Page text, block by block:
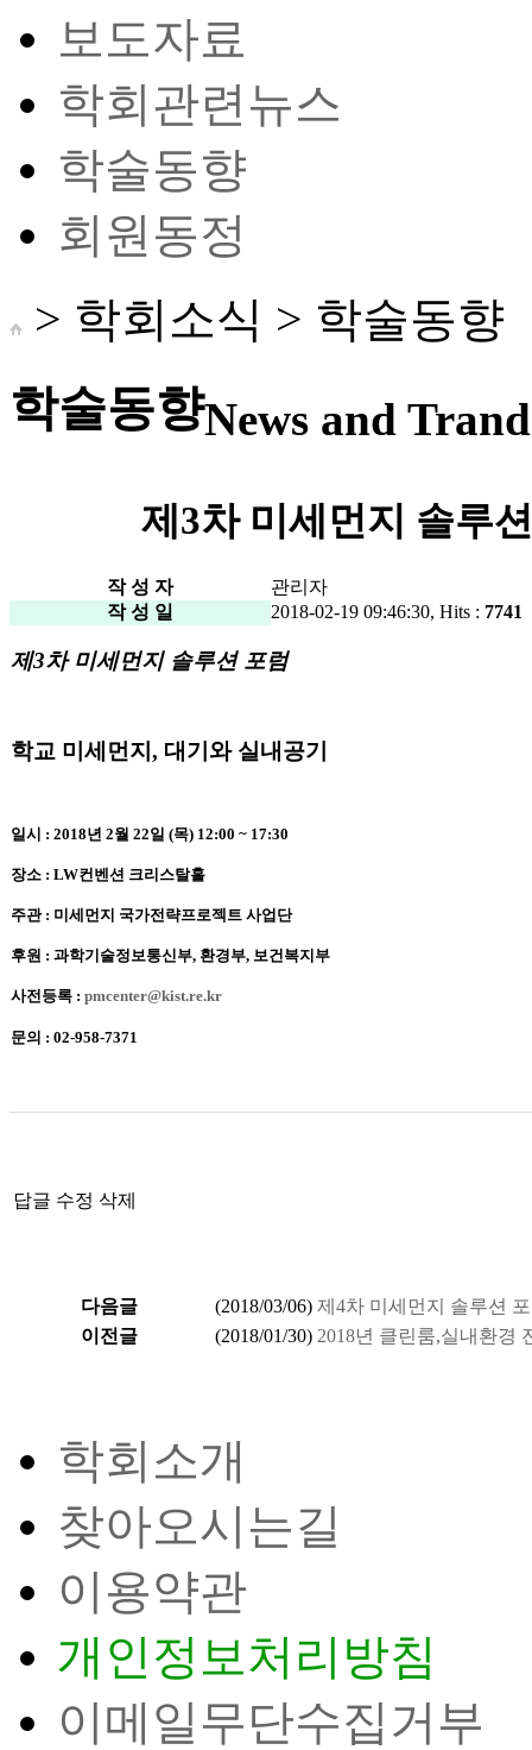
보도자료
학회관련뉴스
학술동향
회원동정
> 학회소식 > 학술동향
학술동향News and
제3차 미세먼지 솔루
작 성 자
관리자
작 성 일
2018-02-19 09:46:30, Hits : 7741
제3차 미세먼지 솔루션 포럼
학교 미세먼지, 대기와 실내공기
일시 : 2018년 2월 22일 (목) 12:00 ~ 17:30
장소 : LW컨벤션 크리스탈홀
주관 : 미세먼지 국가전략프로젝트 사업단
후원 : 과학기술정보통신부, 환경부, 보건복지부​
사전등록 : pmcenter@kist.re.kr
문의 : 02-958-73​71
답글 수정 삭제
다음글 (2018/03/06) 제4차 미세먼지 솔루션
이전글
(2018/01/30) 2018년 클린룸,실내환경
학회소개
찾아오시는길
이용약관
개인정보처리방침
이메일무단수집거부